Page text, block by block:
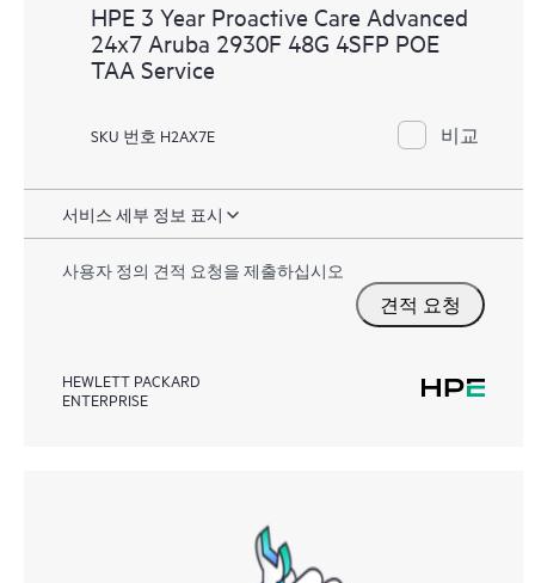
HPE 3 Year Proactive Care Advanced
24x7 Aruba 2930F 48G 4SFP POE
TAA Service
SKU 번호 H2AX7E 비교
서비스 세부 정보 표시
사용자 정의 견적 요청을 제출하십시오
견적 요청
HEWLETT PACKARD
ENTERPRISE